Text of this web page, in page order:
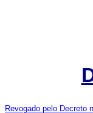
Revogado pelo Decreto